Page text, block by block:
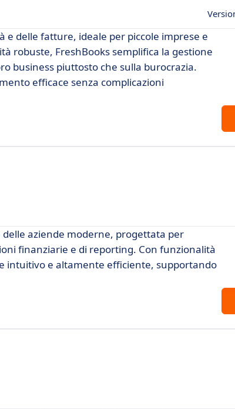
e delle fatture, ideale per piccole imprese e
robuste, FreshBooks semplifica la gestione
business piuttosto che sulla burocrazia.
efficace senza complicazioni
aziende moderne, progettata per
finanziarie e di reporting. Con funzionalità
intuitivo e altamente efficiente, supportando